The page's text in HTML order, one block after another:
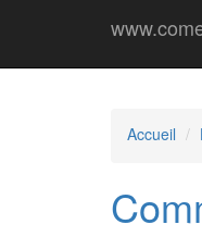
Accueil